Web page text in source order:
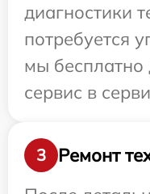
диагностики
потребуется
мы бесплатно
сервис в
3
Ремонт